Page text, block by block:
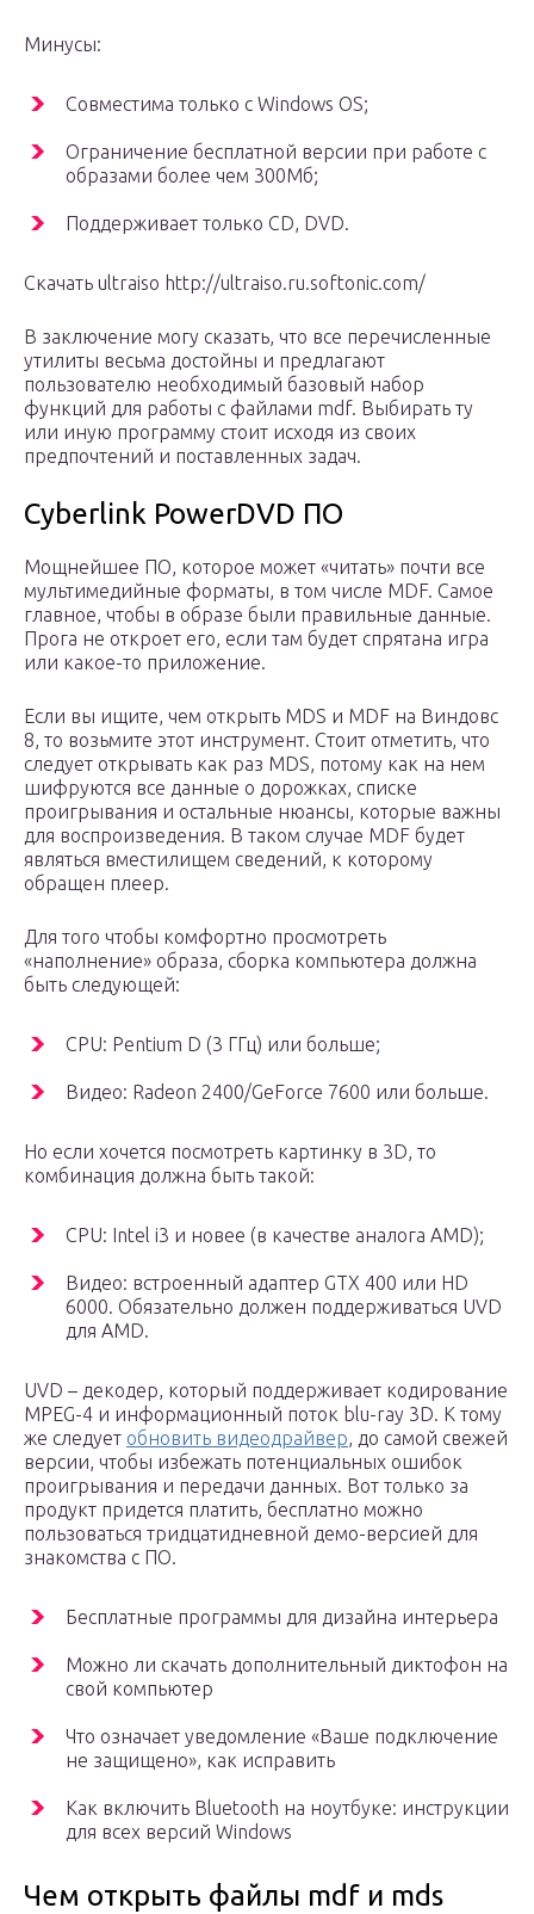
Минусы:
Совместима только с Windows OS;
Ограничение бесплатной версии при работе с
образами более чем 300Мб;
Поддерживает только CD, DVD.
Скачать ultraiso http://ultraiso.ru.softonic.com/
В заключение могу сказать, что все перечисленные
утилиты весьма достойны и предлагают
пользователю необходимый базовый набор
функций для работы с файлами mdf. Выбирать ту
или иную программу стоит исходя из своих
предпочтений и поставленных задач.
Cyberlink PowerDVD ПО
Мощнейшее ПО, которое может «читать» почти все
мультимедийные форматы, в том числе MDF. Самое
главное, чтобы в образе были правильные данные.
Прога не откроет его, если там будет спрятана игра
или какое-то приложение.
Если вы ищите, чем открыть MDS и MDF на Виндовс
8, то возьмите этот инструмент. Стоит отметить, что
следует открывать как раз MDS, потому как на нем
шифруются все данные о дорожках, списке
проигрывания и остальные нюансы, которые важны
для воспроизведения. В таком случае MDF будет
являться вместилищем сведений, к которому
обращен плеер.
Для того чтобы комфортно просмотреть
«наполнение» образа, сборка компьютера должна
быть следующей:
CPU: Pentium D (3 ГГц) или больше;
Видео: Radeon 2400/GeForce 7600 или больше.
Но если хочется посмотреть картинку в 3D, то
комбинация должна быть такой:
CPU: Intel i3 и новее (в качестве аналога AMD);
Видео: встроенный адаптер GTX 400 или HD
6000. Обязательно должен поддерживаться UVD
для AMD.
UVD – декодер, который поддерживает кодирование
MPEG-4 и информационный поток blu-ray 3D. К тому
же следует обновить видеодрайвер, до самой свежей
версии, чтобы избежать потенциальных ошибок
проигрывания и передачи данных. Вот только за
продукт придется платить, бесплатно можно
пользоваться тридцатидневной демо-версией для
знакомства с ПО.
Бесплатные программы для дизайна интерьера
Можно ли скачать дополнительный диктофон на
свой компьютер
Что означает уведомление «Ваше подключение
не защищено», как исправить
Как включить Bluetooth на ноутбуке: инструкции
для всех версий Windows
Чем открыть файлы mdf и mds